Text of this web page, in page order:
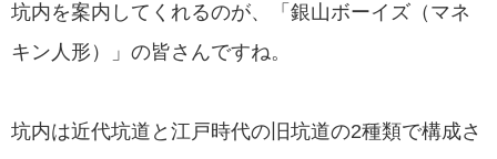
坑内を案内してくれるのが、「銀山ボーイズ（マネ
キン人形）」の皆さんですね。
坑内は近代坑道と江戸時代の旧坑道の2種類で構成さ